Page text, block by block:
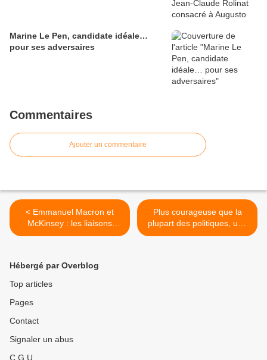
Marine Le Pen, candidate idéale…
pour ses adversaires
Commentaires
Ajouter un commentaire
< Emmanuel Macron et
McKinsey : les liaisons
nombreuses. Et
Plus courageuse que la
plupart des politiques, une
tiktokeuse belge dénonce
Hébergé par Overblog
Top articles
Pages
Contact
Signaler un abus
C.G.U.